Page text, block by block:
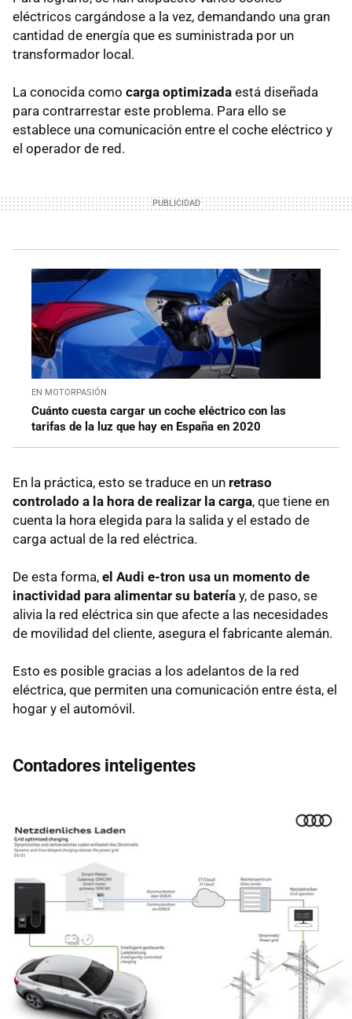
eléctricos cargándose a la vez, demandando una gran
cantidad de energía que es suministrada por un
transformador local.
La conocida como carga optimizada está diseñada
para contrarrestar este problema. Para ello se
establece una comunicación entre el coche eléctrico y
el operador de red.
EN MOTORPASIÓN
Cuánto cuesta cargar un coche eléctrico con las
tarifas de la luz que hay en España en 2020
En la práctica, esto se traduce en un retraso
controlado a la hora de realizar la carga, que tiene en
cuenta la hora elegida para la salida y el estado de
carga actual de la red eléctrica.
De esta forma, el Audi e-tron usa un momento de
inactividad para alimentar su batería y, de paso, se
alivia la red eléctrica sin que afecte a las necesidades
de movilidad del cliente, asegura el fabricante alemán.
Esto es posible gracias a los adelantos de la red
eléctrica, que permiten una comunicación entre ésta, el
hogar y el automóvil.
Contadores inteligentes